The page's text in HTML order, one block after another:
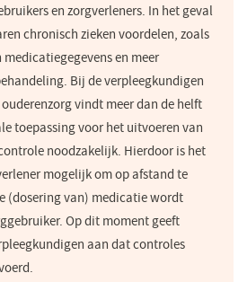
en zorgverleners. In het geval
chronisch zieken voordelen, zoals
en meer
Bij de verpleegkundigen
vindt meer dan de helft
toepassing voor het uitvoeren van
noodzakelijk. Hierdoor is het
mogelijk om op afstand te
(dosering van) medicatie wordt
Op dit moment geeft
aan dat controles